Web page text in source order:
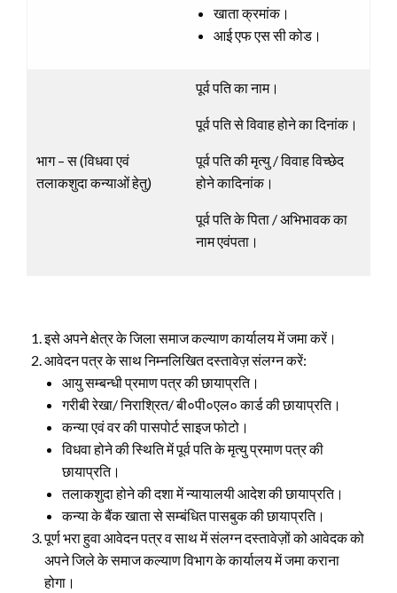
खाता क्रमांक।
आई एफ एस सी कोड।
भाग – स (विधवा एवं
तलाकशुदा कन्याओं हेतु)
पूर्व पति का नाम।
पूर्व पति से विवाह होने का दिनांक।
पूर्व पति की मृत्यु / विवाह विच्छेद
होने कादिनांक।
पूर्व पति के पिता / अभिभावक का
नाम एवंपता।
इसे अपने क्षेत्र के जिला समाज कल्याण कार्यालय में जमा करें।
आवेदन पत्र के साथ निम्नलिखित दस्तावेज़ संलग्न करें:
आयु सम्बन्धी प्रमाण पत्र की छायाप्रति।
गरीबी रेखा/ निराश्रित/ बी०पी०एल० कार्ड की छायाप्रति।
कन्या एवं वर की पासपोर्ट साइज फोटो।
विधवा होने की स्थिति में पूर्व पति के मृत्यु प्रमाण पत्र की
छायाप्रति।
तलाकशुदा होने की दशा में न्यायालयी आदेश की छायाप्रति।
कन्या के बैंक खाता से सम्बंधित पासबुक की छायाप्रति।
पूर्ण भरा हुवा आवेदन पत्र व साथ में संलग्न दस्तावेज़ों को आवेदक को
अपने जिले के समाज कल्याण विभाग के कार्यालय में जमा कराना
होगा।